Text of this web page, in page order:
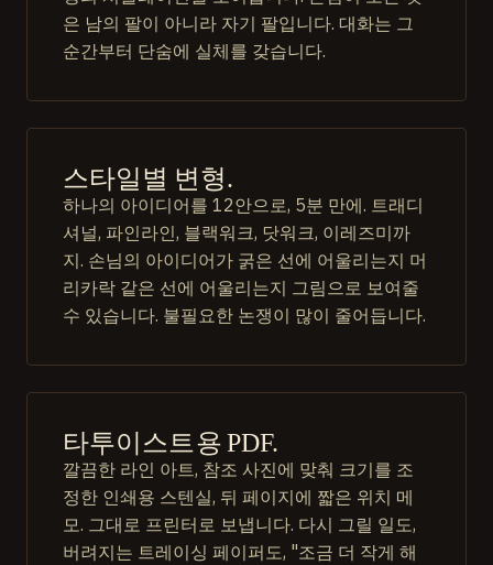
은 남의 팔이 아니라 자기 팔입니다. 대화는 그
순간부터 단숨에 실체를 갖습니다.
스타일별 변형.
하나의 아이디어를 12안으로, 5분 만에. 트래디
셔널, 파인라인, 블랙워크, 닷워크, 이레즈미까
지. 손님의 아이디어가 굵은 선에 어울리는지 머
리카락 같은 선에 어울리는지 그림으로 보여줄
수 있습니다. 불필요한 논쟁이 많이 줄어듭니다.
타투이스트용 PDF.
깔끔한 라인 아트, 참조 사진에 맞춰 크기를 조
정한 인쇄용 스텐실, 뒤 페이지에 짧은 위치 메
모. 그대로 프린터로 보냅니다. 다시 그릴 일도,
버려지는 트레이싱 페이퍼도, "조금 더 작게 해